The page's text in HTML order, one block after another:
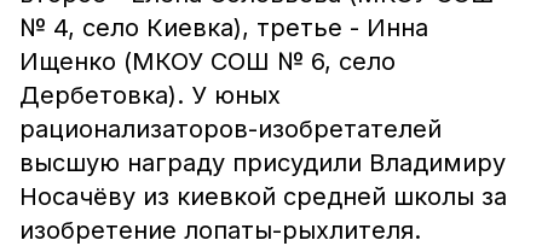
№ 4, село Киевка), третье - Инна
Ищенко (МКОУ СОШ № 6, село
Дербетовка). У юных
рационализаторов-изобретателей
высшую награду присудили Владимиру
Носачёву из киевкой средней школы за
изобретение лопаты-рыхлителя.